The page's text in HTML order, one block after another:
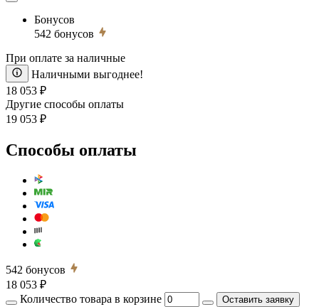
Бонусов
542 бонусов
При оплате за наличные
Наличными выгоднее!
18 053 ₽
Другие способы оплаты
19 053 ₽
Способы оплаты
542 бонусов
18 053 ₽
Количество товара в корзине
Оставить заявку